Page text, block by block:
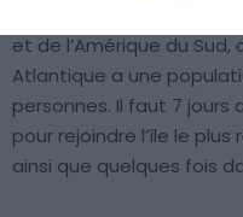
et de l’Amérique du
Atlantique a une
personnes. Il faut 7 jours
pour rejoindre l’île le plus
ainsi que quelques fois